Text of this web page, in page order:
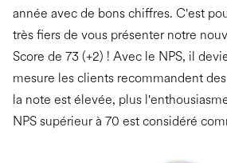
année avec de bons chiffres. C'est
très fiers de vous présenter notre
Score de 73 (+2) ! Avec le NPS, il
mesure les clients recommandent
la note est élevée, plus
NPS supérieur à 70 est considéré